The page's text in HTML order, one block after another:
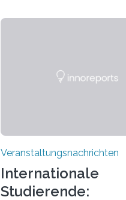
Veranstaltungsnachrichten
Internationale
Studierende: